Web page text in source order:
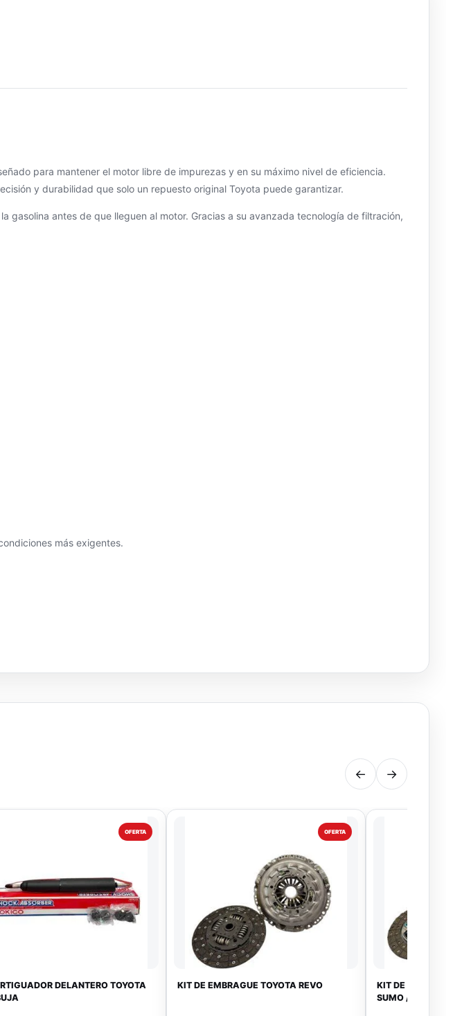
para mantener el motor libre de impurezas y en su máximo nivel de eficiencia.
y durabilidad que solo un repuesto original Toyota puede garantizar.
antes de que lleguen al motor. Gracias a su avanzada tecnología de filtración,
más exigentes.
← →
OFERTA
DELANTERO TOYOTA
OFERTA
KIT DE EMBRAGUE TOYOTA REVO
KIT DE
SUMO / 3RZ